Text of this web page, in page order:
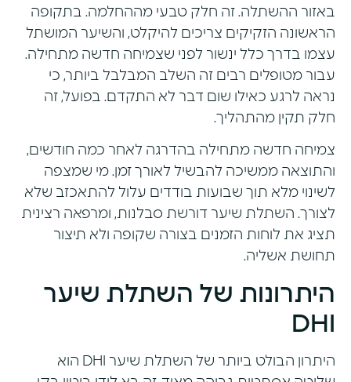
באזור ההשתלה. זה חלק טבעי מההחלמה. בתקופה
הראשונה הזקיקים צריכים להיקלט, והשיער המושתל
עצמו בדרך כלל ינשור לפני שצמיחה חדשה מתחילה.
עבור מטופלים רבים זה השלב המבלבל ביותר, כי
נראה לרגע כאילו שום דבר לא התקדם. בפועל, זה
חלק תקין מהתהליך.
צמיחה חדשה מתחילה בהדרגה לאחר כמה חודשים,
והתוצאה ממשיכה להבשיל לאורך זמן. מי שמצפה
לשינוי מלא תוך שבועות בודדים עלול להתאכזב שלא
לצורך. השתלת שיער דורשת סבלנות, ומרפאה רצינית
תציג את לוחות הזמנים בצורה שקופה ולא תיצור
תחושת אשליה.
היתרונות של השתלת שיער
DHI
היתרון הבולט ביותר של השתלת שיער DHI הוא